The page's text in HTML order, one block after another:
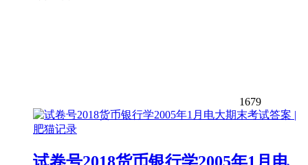
1679
试卷号2018货币银行学2005年1月电